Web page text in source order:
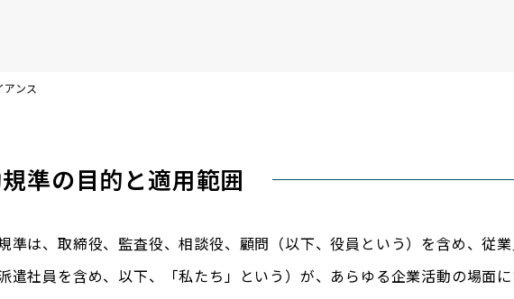
アンス
準の目的と適用範囲
準は、取締役、監査役、相談役、顧問（以下、役員という）を含め、従
遣社員を含め、以下、「私たち」という）が、あらゆる企業活動の場面